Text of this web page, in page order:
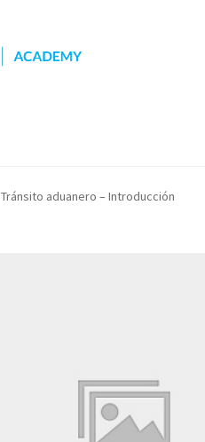
Tránsito aduanero – Introducción